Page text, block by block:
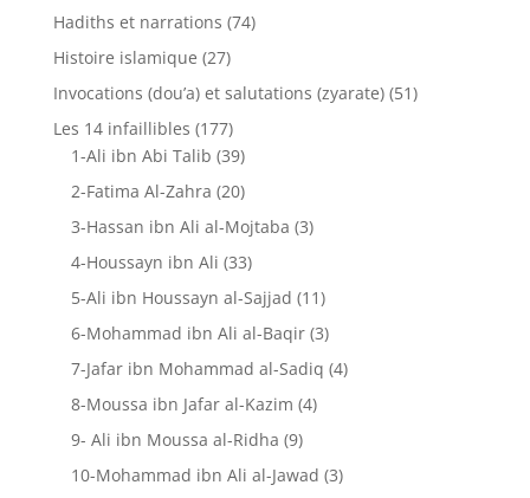
Hadiths et narrations (74)
Histoire islamique (27)
Invocations (dou’a) et salutations (zyarate) (51)
Les 14 infaillibles (177)
1-Ali ibn Abi Talib (39)
2-Fatima Al-Zahra (20)
3-Hassan ibn Ali al-Mojtaba (3)
4-Houssayn ibn Ali (33)
5-Ali ibn Houssayn al-Sajjad (11)
6-Mohammad ibn Ali al-Baqir (3)
7-Jafar ibn Mohammad al-Sadiq (4)
8-Moussa ibn Jafar al-Kazim (4)
9- Ali ibn Moussa al-Ridha (9)
10-Mohammad ibn Ali al-Jawad (3)